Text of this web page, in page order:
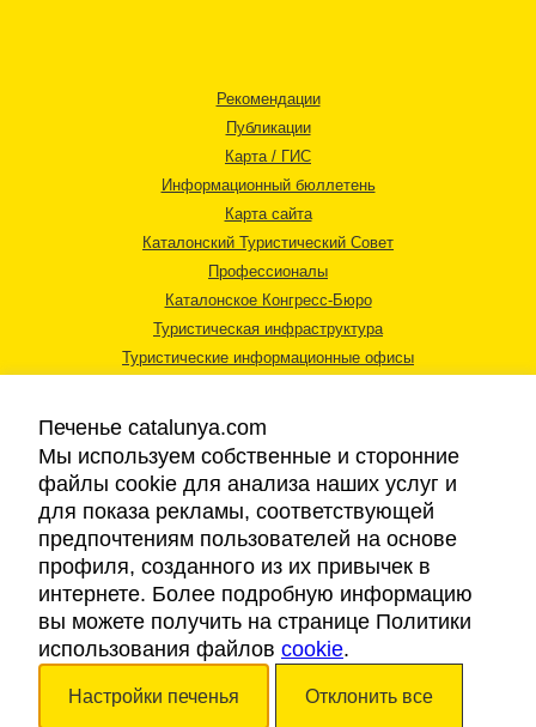
Рекомендации
Публикации
Карта / ГИС
Информационный бюллетень
Карта сайта
Каталонский Туристический Совет
Профессионалы
Каталонское Конгресс-Бюро
Туристическая инфраструктура
Туристические информационные офисы
Правовая информация
Cookies
Доступность
Авторские права © 2026. Каталонский Туристический Совет. Все права
Печенье catalunya.com
Мы используем собственные и сторонние
файлы cookie для анализа наших услуг и
для показа рекламы, соответствующей
предпочтениям пользователей на основе
профиля, созданного из их привычек в
интернете. Более подробную информацию
вы можете получить на странице Политики
использования файлов cookie.
Настройки печенья Отклонить все